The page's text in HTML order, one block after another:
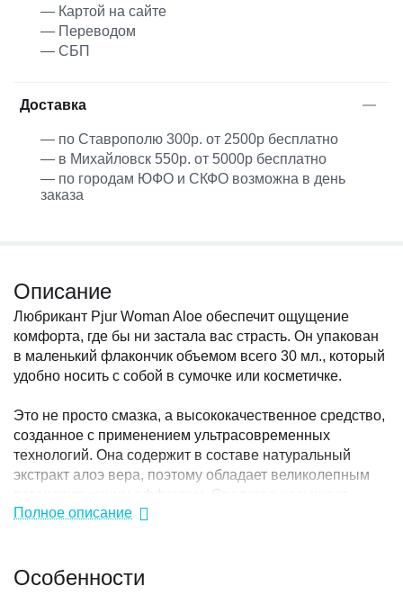
— Картой на сайте
— Переводом
— СБП
Доставка
— по Ставрополю 300р. от 2500р бесплатно
— в Михайловск 550р. от 5000р бесплатно
— по городам ЮФО и СКФО возможна в день
заказа
Описание
Любрикант Pjur Woman Aloe обеспечит ощущение
комфорта, где бы ни застала вас страсть. Он упакован
в маленький флакончик объемом всего 30 мл., который
удобно носить с собой в сумочке или косметичке.
Это не просто смазка, а высококачественное средство,
созданное с применением ультрасовременных
технологий. Она содержит в составе натуральный
экстракт алоэ вера, поэтому обладает великолепным
регенерирующим эффектом. Средство насыщает
слизистую оболочку питательными веществами,
Состав обладает кислотно-щелочным балансом рН
Полное описание
Особенности